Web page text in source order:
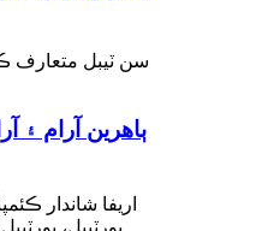
سن ٽيبل متعارف
ٻاهرين آرام ۽